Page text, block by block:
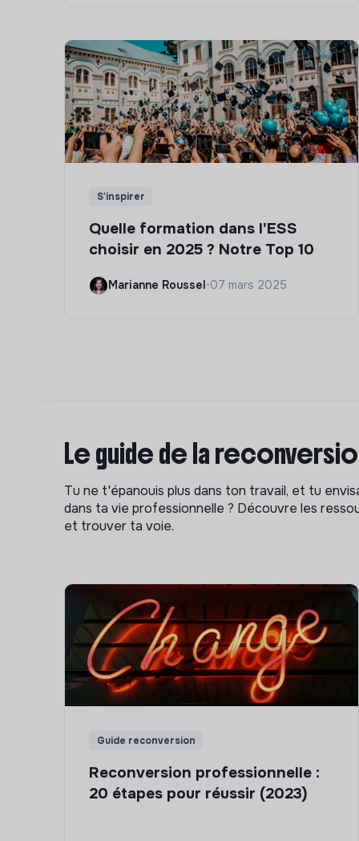
S'inspirer
Quelle formation dans l'ESS
choisir en 2025 ? Notre Top 10
Marianne Roussel •07 mars 2025
Le guide de la
Tu ne t'épanouis plus dans ton travail, et tu
dans ta vie professionnelle ? Découvre les
et trouver ta voie.
Guide reconversion
Reconversion professionnelle :
20 étapes pour réussir (2023)